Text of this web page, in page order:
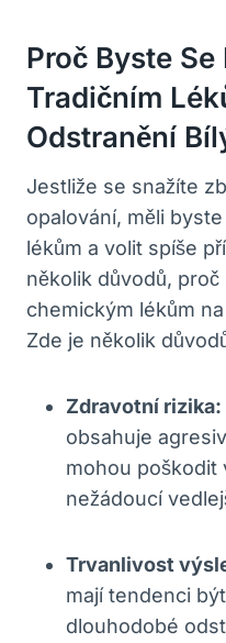
Proč Byste
Tradičním
Odstranění
Jestliže se snažíte
opalování, měli
lékům a volit ‌spíše
několik důvodů,
chemickým lékům
Zde je několik
Zdravotní rizika:
obsahuje
mohou⁤ poškodit
nežádoucí
Trvanlivost
mají tendenci
dlouhodobé